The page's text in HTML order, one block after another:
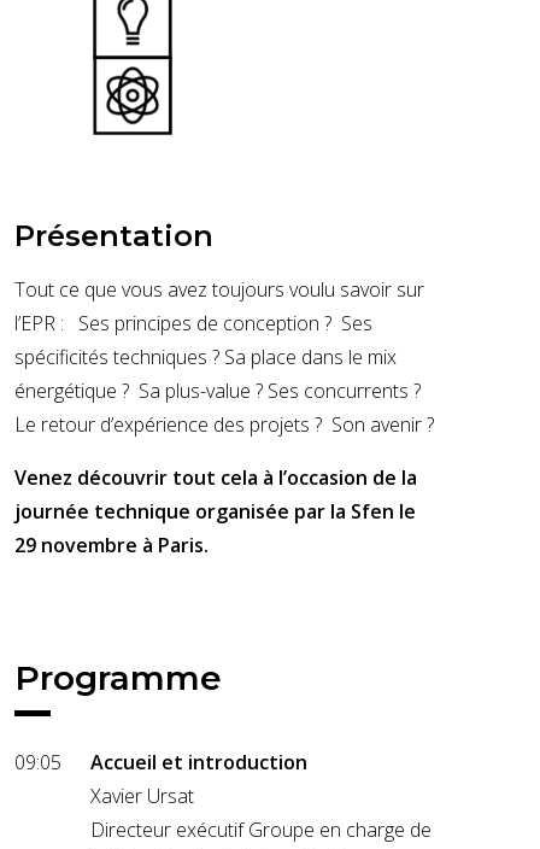
Présentation
Tout ce que vous avez toujours voulu savoir sur
l’EPR : Ses principes de conception ? Ses
spécificités techniques ? Sa place dans le mix
énergétique ? Sa plus-value ? Ses concurrents ?
Le retour d’expérience des projets ? Son avenir ?
Venez découvrir tout cela à l’occasion de la
journée technique organisée par la Sfen le
29 novembre à Paris.
Programme
09:05
Accueil et introduction
Xavier Ursat
Directeur exécutif Groupe en charge de